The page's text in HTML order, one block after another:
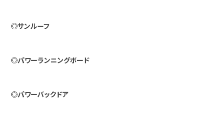
◎サンルーフ
◎パワーランニングボード
◎パワーバックドア